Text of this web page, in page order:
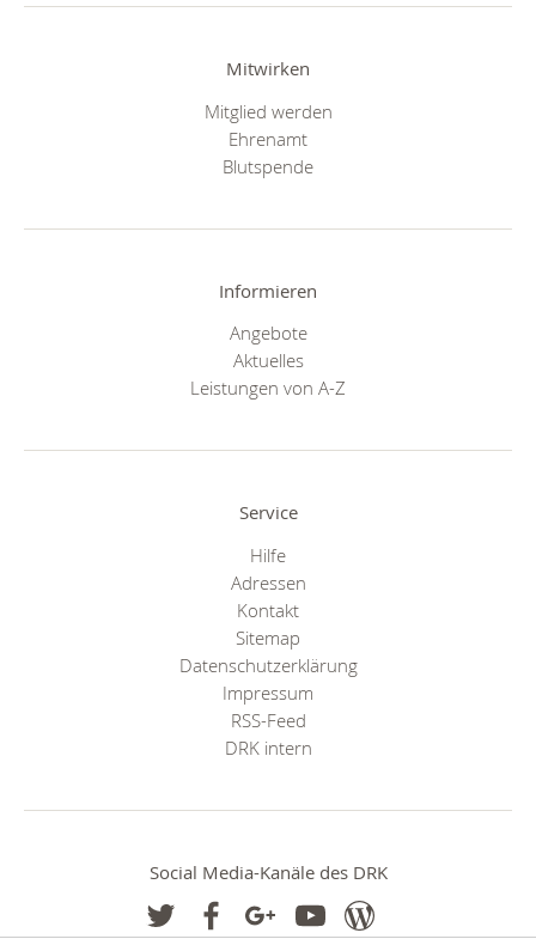
Mitwirken
Mitglied werden
Ehrenamt
Blutspende
Informieren
Angebote
Aktuelles
Leistungen von A-Z
Service
Hilfe
Adressen
Kontakt
Sitemap
Datenschutzerklärung
Impressum
RSS-Feed
DRK intern
Social Media-Kanäle des DRK